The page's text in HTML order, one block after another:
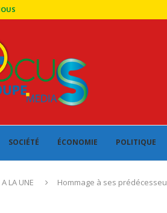
SOCIÉTÉ ÉCONOMIE POLITIQUE
A LA UNE Hommage à ses